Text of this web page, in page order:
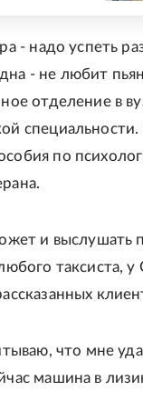
- надо успеть
- не любит
отделение в
по
и выслушать
таксиста, у
что мне
машина в